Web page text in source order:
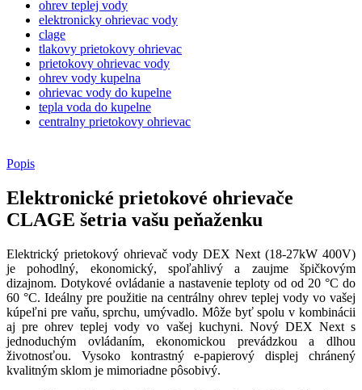
ohrev teplej vody
elektronicky ohrievac vody
clage
tlakovy prietokovy ohrievac
prietokovy ohrievac vody
ohrev vody kupelna
ohrievac vody do kupelne
tepla voda do kupelne
centralny prietokovy ohrievac
Popis
Elektronické prietokové ohrievače
CLAGE šetria vašu peňaženku
Elektrický prietokový ohrievač vody DEX Next (18-27kW 400V)
je pohodlný, ekonomický, spoľahlivý a zaujme špičkovým
dizajnom. Dotykové ovládanie a nastavenie teploty od od 20 °C do
60 °C. Ideálny pre použitie na centrálny ohrev teplej vody vo vašej
kúpeľni pre vaňu, sprchu, umývadlo. Môže byť spolu v kombinácii
aj pre ohrev teplej vody vo vašej kuchyni. Nový DEX Next s
jednoduchým ovládaním, ekonomickou prevádzkou a dlhou
životnosťou. Vysoko kontrastný e-papierový displej chránený
kvalitným sklom je mimoriadne pôsobivý.